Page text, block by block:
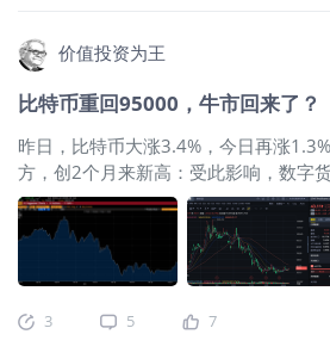
同程度上吸引了部分资金和注意力。 虽
然很多项目仍处于探索阶段，但AI叙事
确实在不断为市场提供新的想象空间。
与此同时，Meme市场也在阶段性爆
发。一些新Meme项目在短时间内迅速
获得社区传播和交易流量，在链上生态
中形成典型的情绪行情。 Meme项目的
特点是传播速度极快，一旦社区共识形
成，交易量往往会在极短时间内放大。
虽然这种行情
于外部消息和其他资产的表现，但坚持
逢高卖出会是未来相当长一段时间内的
首选。 和加密相比，贵金属虽然也在近
期出现了较大的回撤，尤其是白银几乎
从高位出现了接近腰斩的跌幅，但短期
扩大跌幅的风险并不大。从上周的情况
来看， 银弱金强的“老传统”似乎有望再
次回归。一方面，这可能意味着长期的
白银牛市已经结束了，另一方面，在黄
金韧性足够的情况下，市场大概率会陷
曾经出现过
者一串密钥就可以带走全部身家。 但
是，去年今年，在黄金不断大涨的背景
里，比特币的抗通胀属性黯然失色。 为
何会这样？ 我认为和那些财库公司密不
可分。 财库公司也叫DAT公司，全称是
Digital Asset Treasury Company，最
代表性的是微策略公司。 他们的玩法很
简单：利用公众对加密货币的热情，宣
称将加密货币纳入公司的资产负债表，
公开买入加密货币。 以微策略举例，这
资： 通过发债或卖股筹集美元。 买入：
在美股上市的加密货币交易所Bullish(代
码:BLSH)股价上市首日暴涨3倍，且分配
额度相当可观——认购金额低于3400美
元的投资者可全额配售，而超过3400美
元的每人分得92股（市值约3400美
元），首日卖出即可净赚3万多港币，
资者们无不喜笑颜开。 随后在9月，
Figure Technology Solutions（代
码:FIGR）和Gemini Space Station（代
码:GEMI）两只加密货币概念股相继在
分配股数减少，但两只股票上市后均大
价值投资为王
比特币重回95000，牛市回来了？
昨日，比特币大涨3.4%，今日再涨
方，创2个月来新高：受此影响，数字
太坊的$ProShares Ultra Ether
前老虎证券夜盘价格再度涨超7.9%！
iShares(IBIT)$
昨夜涨超3.2%； $华夏
6.7%！消息面上，美国劳工统计局周
上涨O.2%，同比涨幅为2.6%，与四年
3 5 7